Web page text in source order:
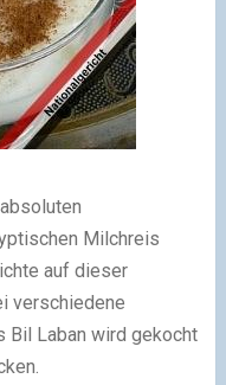
Milchreis
auf dieser
verschiedene
Bil Laban wird gekocht